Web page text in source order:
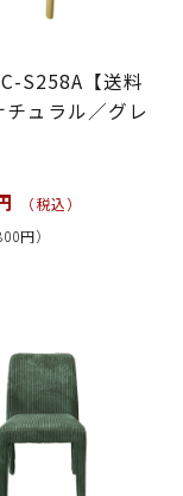
S258A【送料
チュラル／グレ
（税込）
円）